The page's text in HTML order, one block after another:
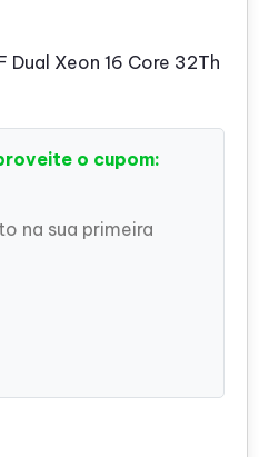
Dual Xeon 16 Core 32Th
o cupom:
na sua primeira